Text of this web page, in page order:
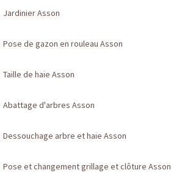
Jardinier Asson
Pose de gazon en rouleau Asson
Taille de haie Asson
Abattage d'arbres Asson
Dessouchage arbre et haie Asson
Pose et changement grillage et clôture Asson